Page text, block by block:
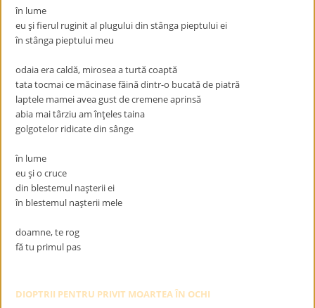
în lume
eu şi fierul ruginit al plugului din stânga pieptului ei
în stânga pieptului meu
odaia era caldă, mirosea a turtă coaptă
tata tocmai ce măcinase făină dintr-o bucată de piatră
laptele mamei avea gust de cremene aprinsă
abia mai târziu am înţeles taina
golgotelor ridicate din sânge
în lume
eu şi o cruce
din blestemul naşterii ei
în blestemul naşterii mele
doamne, te rog
fă tu primul pas
DIOPTRII PENTRU PRIVIT MOARTEA ÎN OCHI